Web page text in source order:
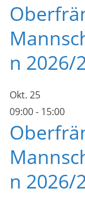
n 2026/
Okt. 25
09:00- 15:00
n 2026/